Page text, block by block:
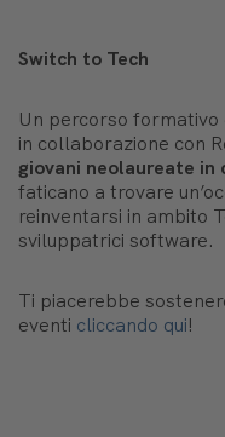
Switch to Tech
Un percorso
in collaborazione con
giovani neolaureate in
faticano a trovare
reinventarsi in ambito
sviluppatrici software.
Ti piacerebbe
eventi cliccando qui!